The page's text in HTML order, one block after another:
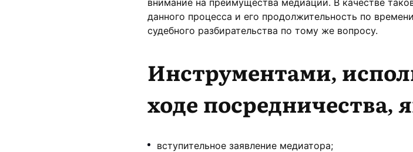
данного процесса и его продолжительность по
судебного разбирательства по тому же вопросу.
Инструментами,
ходе посредничества,
вступительное заявление медиатора;